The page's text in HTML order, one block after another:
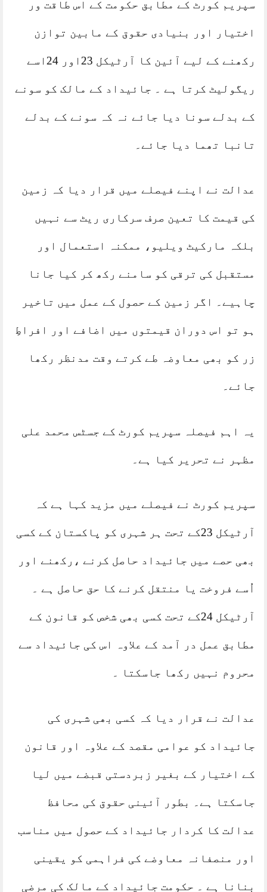
سپریم کورٹ کے مطابق حکومت کے اس طاقت ور
اختیار اور بنیادی حقوق کے مابین توازن
رکھنے کے لیے آئین کا آرٹیکل 23اور 24اسے
ریگولیٹ کرتا ہے ۔ جائیداد کے مالک کو سونے
کے بدلے سونا دیا جائے نہ کہ سونے کے بدلے
تانبا تھما دیا جائے۔
عدالت نے اپنے فیصلے میں قرار دیا کہ زمین
کی قیمت کا تعین صرف سرکاری ریٹ سے نہیں
بلکہ مارکیٹ ویلیو، ممکنہ استعمال اور
مستقبل کی ترقی کو سامنے رکھ کر کیا جانا
چاہیے۔ اگر زمین کے حصول کے عمل میں تاخیر
ہو تو اس دوران قیمتوں میں اضافے اور افراطِ
زر کو بھی معاوضہ طے کرتے وقت مدنظر رکھا
جائے۔
یہ اہم فیصلہ سپریم کورٹ کے جسٹس محمد علی
مظہر نے تحریر کیا ہے۔
سپریم کورٹ نے فیصلے میں مزید کہا ہے کہ
آرٹیکل 23کے تحت ہر شہری کو پاکستان کے کسی
بھی حصے میں جائیداد حاصل کرنے ،رکھنے اور
اُسے فروخت یا منتقل کرنے کا حق حاصل ہے ۔
آرٹیکل 24کے تحت کسی بھی شخص کو قانون کے
مطابق عمل در آمد کے علاوہ اس کی جائیداد سے
محروم نہیں رکھا جاسکتا ۔
عدالت نے قرار دیا کہ کسی بھی شہری کی
جائیداد کو عوامی مقصد کے علاوہ اور قانون
کے اختیار کے بغیر زبردستی قبضے میں لیا
جاسکتا ہے۔ بطور آئینی حقوق کی محافظ
عدالت کا کردار جائیداد کے حصول میں مناسب
اور منصفانہ معاوضے کی فراہمی کو یقینی
بنانا ہے ۔ حکومت جائیداد کے مالک کی مرضی